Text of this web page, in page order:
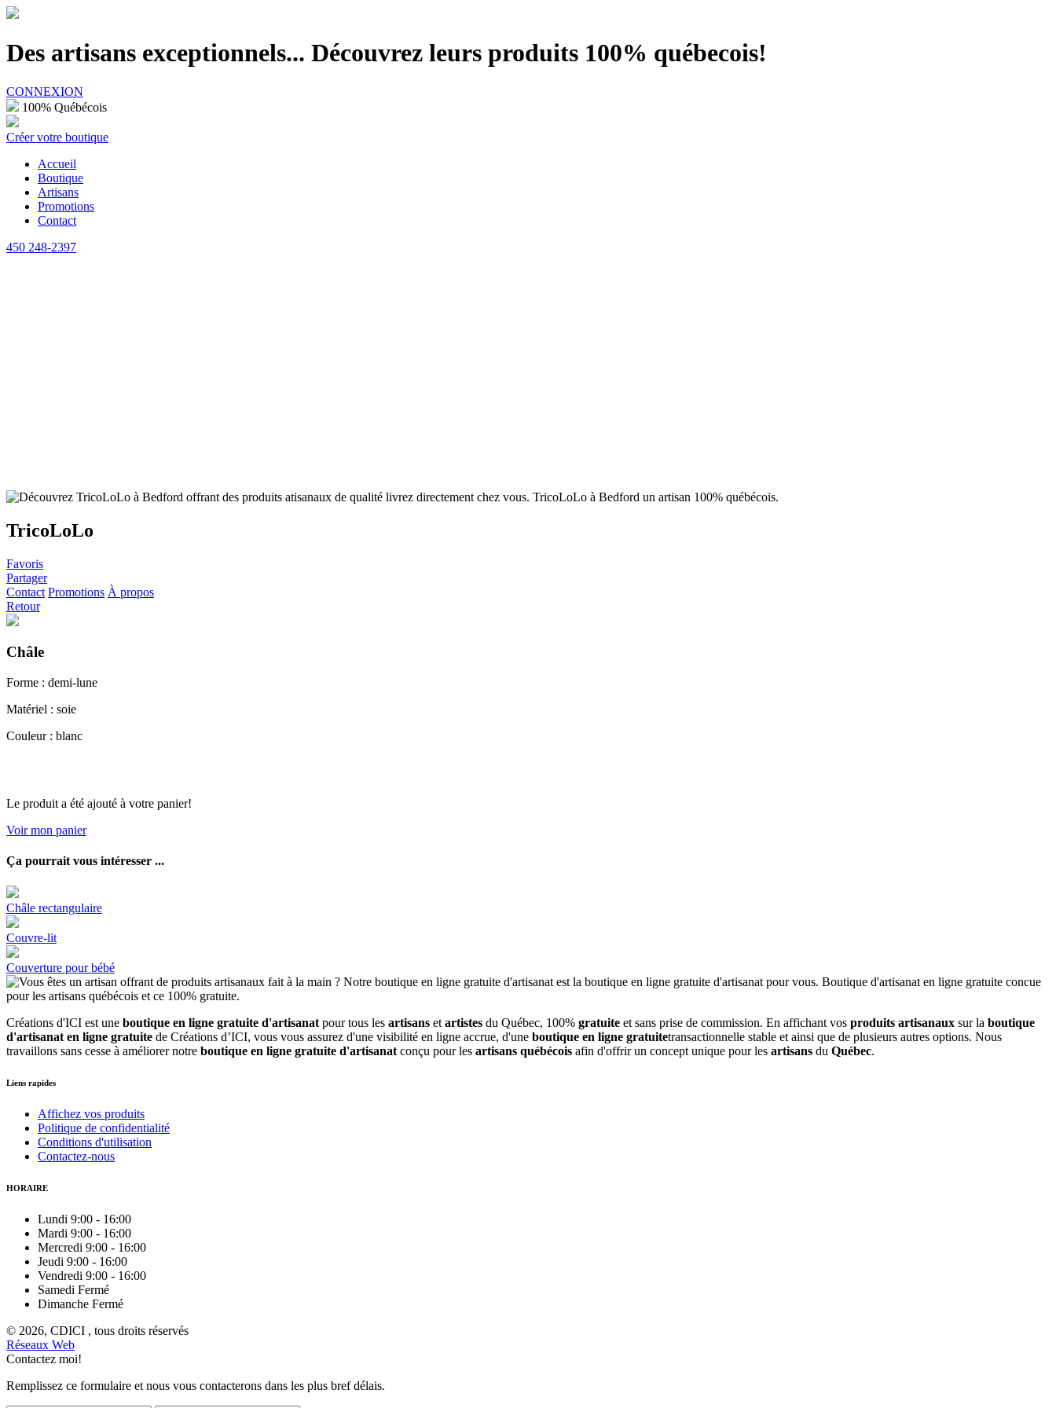
Des artisans exceptionnels... Découvrez leurs produits 100% québecois!
CONNEXION
100% Québécois
Créer votre boutique
Accueil
Boutique
Artisans
Promotions
Contact
450 248-2397
TricoLoLo
Favoris
Partager
Contact Promotions À propos
Retour
Châle
Forme : demi-lune
Matériel : soie
Couleur : blanc
Le produit a été ajouté à votre panier!
Voir mon panier
Ça pourrait vous intéresser ...
Châle rectangulaire
Couvre-lit
Couverture pour bébé
Créations d'ICI est une boutique en ligne gratuite d'artisanat pour tous les artisans et artistes du Québec, 100% gratuite et sans prise de commission. En affichant vos produits artisanaux sur la boutique
d'artisanat en ligne gratuite de Créations d’ICI, vous vous assurez d'une visibilité en ligne accrue, d'une boutique en ligne gratuitetransactionnelle stable et ainsi que de plusieurs autres options. Nous
travaillons sans cesse à améliorer notre boutique en ligne gratuite d'artisanat conçu pour les artisans québécois afin d'offrir un concept unique pour les artisans du Québec.
Liens rapides
Affichez vos produits
Politique de confidentialité
Conditions d'utilisation
Contactez-nous
HORAIRE
Lundi 9:00 - 16:00
Mardi 9:00 - 16:00
Mercredi 9:00 - 16:00
Jeudi 9:00 - 16:00
Vendredi 9:00 - 16:00
Samedi Fermé
Dimanche Fermé
© 2026, CDICI , tous droits réservés
Réseaux Web
Contactez moi!
Remplissez ce formulaire et nous vous contacterons dans les plus bref délais.